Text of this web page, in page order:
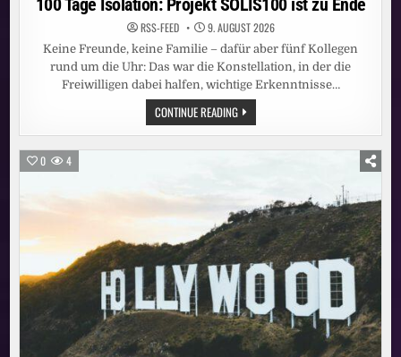
100 Tage Isolation: Projekt SOLIS100 ist zu Ende
RSS-FEED 9. AUGUST 2026
Keine Freunde, keine Familie – dafür aber fünf Kollegen
rund um die Uhr: Das war die Konstellation, in der die
Freiwilligen dabei halfen, wichtige Erkenntnisse…
CONTINUE READING100
TAGE
ISOLATION:
PROJEKT
0 4